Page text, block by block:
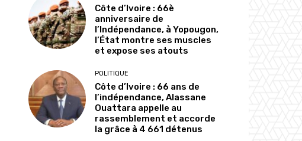
Côte d’Ivoire : 66è
anniversaire de
l’Indépendance, à Yopougon,
l’État montre ses muscles
et expose ses atouts
POLITIQUE
Côte d’Ivoire : 66 ans de
l’indépendance, Alassane
Ouattara appelle au
rassemblement et accorde
la grâce à 4 661 détenus